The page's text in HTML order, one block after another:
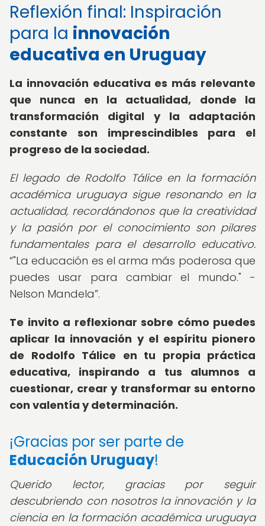
Reflexión final: Inspiración
para la innovación
educativa en Uruguay
La innovación educativa es más relevante
que nunca en la actualidad, donde la
transformación digital y la adaptación
constante son imprescindibles para el
progreso de la sociedad.
El legado de Rodolfo Tálice en la formación
académica uruguaya sigue resonando en la
actualidad, recordándonos que la creatividad
y la pasión por el conocimiento son pilares
fundamentales para el desarrollo educativo.
"La educación es el arma más poderosa que
puedes usar para cambiar el mundo." -
Nelson Mandela .
Te invito a reflexionar sobre cómo puedes
aplicar la innovación y el espíritu pionero
de Rodolfo Tálice en tu propia práctica
educativa, inspirando a tus alumnos a
cuestionar, crear y transformar su entorno
con valentía y determinación.
¡Gracias por ser parte de
Educación Uruguay!
Querido lector, gracias por seguir
descubriendo con nosotros la innovación y la
ciencia en la formación académica uruguaya